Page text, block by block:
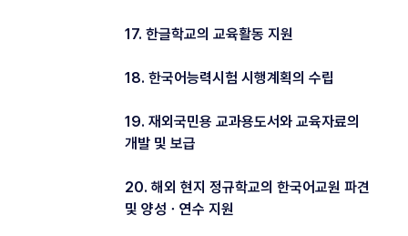
17. 한글학교의 교육활동 지원
18. 한국어능력시험 시행계획의 수립
19. 재외국민용 교과용도서와 교육자료의
개발 및 보급
20. 해외 현지 정규학교의 한국어교원 파견
및 양성ㆍ연수 지원